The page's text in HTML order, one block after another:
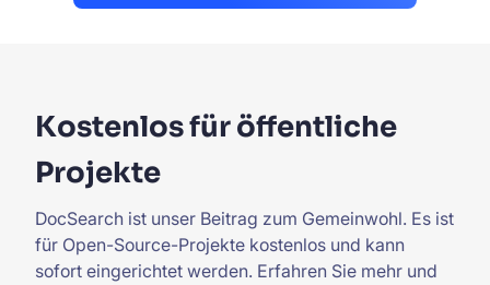
Kostenlos für öffentliche
Projekte
DocSearch ist unser Beitrag zum Gemeinwohl. Es ist
für Open-Source-Projekte kostenlos und kann
sofort eingerichtet werden. Erfahren Sie mehr und